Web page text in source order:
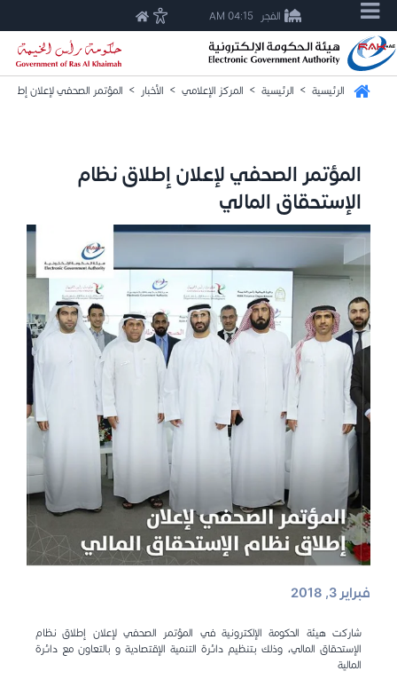
الفجر 04:15 AM
الرئيسية > الرئيسية > المركز الإعلامي > الأخبار > المؤتمر الصحفي لإعلان
المؤتمر الصحفي لإعلان إطلاق نظام
الإستحقاق المالي
فبراير 3, 2018
شاركت هيئة الحكومة الإلكترونية في المؤتمر الصحفي لإعلان إطلاق نظام
الإستحقاق المالي، وذلك بتنظيم دائرة التنمية الإقتصادية و بالتعاون مع دائرة
المالية